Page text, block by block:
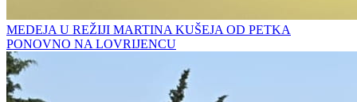
MEDEJA U REŽIJI MARTINA KUŠEJA OD PETKA
PONOVNO NA LOVRIJENCU